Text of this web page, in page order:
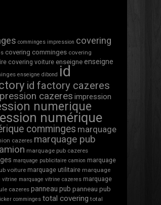
comminges impression covering
covering comminges covering
covering voiture enseigne enseigne
enseigne dibond id
id factory cazeres
cazeres impression
numerique
numérique
comminges marquage
cazeres marquage pub
marquage pub cazeres
marquage publicitaire camion marquage
voiture marquage utilitaire marquage
vitrine marquage vitrine cazeres marquage
cazeres panneau pub panneau pub
comminges total covering total